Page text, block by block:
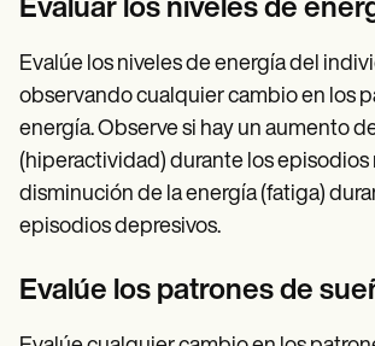
Evaluar los niveles de
Evalúe los niveles de energía del
observando cualquier cambio en los
energía. Observe si hay un aumento
(hiperactividad) durante los episodios
disminución de la energía (fatiga)
episodios depresivos.
Evalúe los patrones de